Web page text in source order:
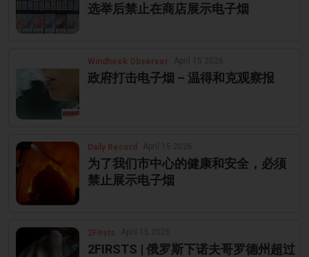
选举后禁止在商店展示电子烟
Windhoek Observer
政府打击电子烟 – 温得和克观察报
Daily Record
为了我们市中心的健康和安全，必须
禁止展示电子烟
2Firsts
2FIRSTS | 俄罗斯下诺夫哥罗德州超过